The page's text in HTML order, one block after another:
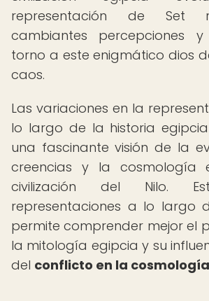
representación de Set
cambiantes percepciones
torno a este enigmático dios
caos.
Las variaciones en la
lo largo de la historia
una fascinante visión de la
creencias y la cosmología
civilización del Nilo.
representaciones a lo largo
permite comprender mejor el
la mitología egipcia y su
del conflicto en la